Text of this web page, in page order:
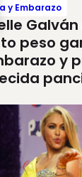
y Embarazo
peso
y